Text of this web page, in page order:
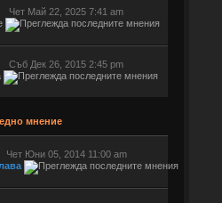
Чет Май 22, 2025 7:41 am
Съб Дек 26, 2015 2:45 pm
мнение
Чет Юни 05, 2014 11:00 am